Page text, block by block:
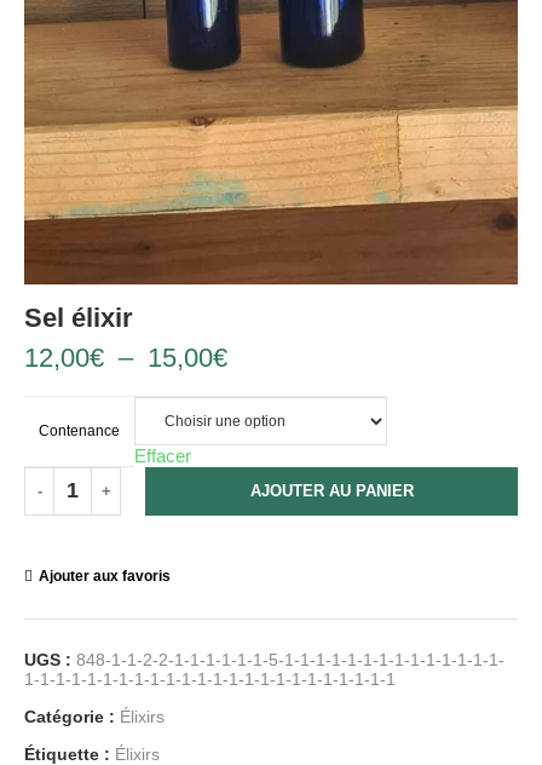
Sel élixir
12,00€ – 15,00€
Contenance
Effacer
AJOUTER AU PANIER
Ajouter aux favoris
UGS : 848-1-1-2-2-1-1-1-1-1-1-5-1-1-1-1-1-1-1-1-1-1-1-1-1-1-
1-1-1-1-1-1-1-1-1-1-1-1-1-1-1-1-1-1-1-1-1-1-1-1
Catégorie : Élixirs
Étiquette : Élixirs